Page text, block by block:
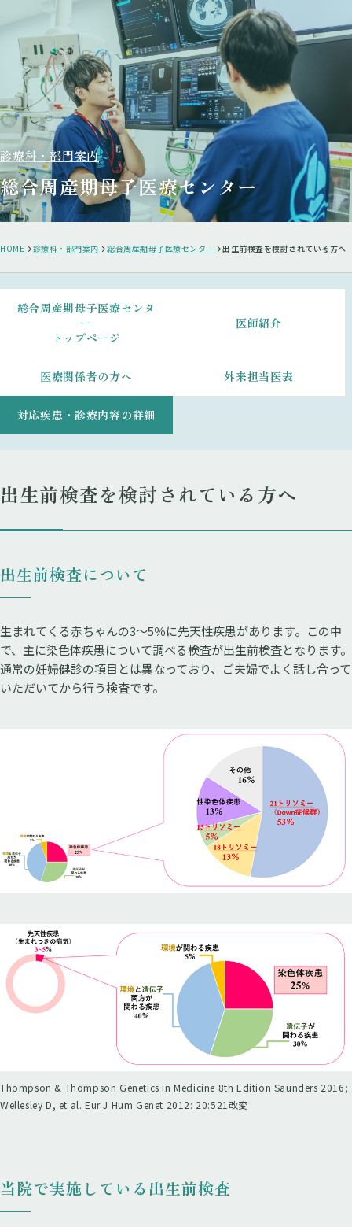
診療科・部門案内
総合周産期母子医療センター
HOME 診療科・部門案内 総合周産期母子医療センター 出生前検査を検討されている方へ
総合周産期母子医療センタ
ー
トップページ
医師紹介
医療関係者の方へ 外来担当医表
対応疾患・診療内容の詳細
出生前検査を検討されている方へ
出生前検査について
生まれてくる赤ちゃんの3～5％に先天性疾患があります。この中
で、主に染色体疾患について調べる検査が出生前検査となります。
通常の妊婦健診の項目とは異なっており、ご夫婦でよく話し合って
いただいてから行う検査です。
Thompson & Thompson Genetics in Medicine 8th Edition Saunders 2016;
Wellesley D, et al. Eur J Hum Genet 2012: 20:521改変
当院で実施している出生前検査